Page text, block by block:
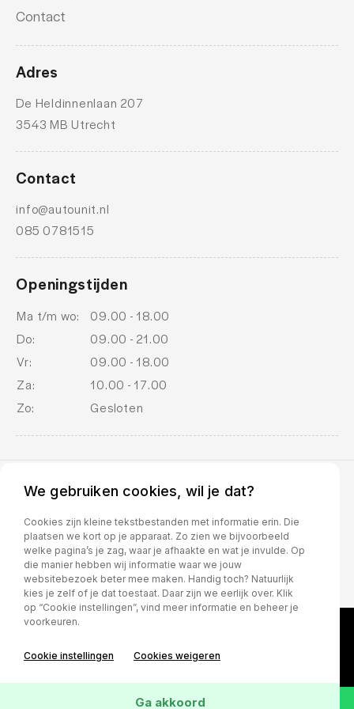
Contact
Adres
De Heldinnenlaan 207
3543 MB Utrecht
Contact
info@autounit.nl
085 0781515
Openingstijden
Ma t/m wo:
09.00 - 18.00
Do:
09.00 - 21.00
Vr:
09.00 - 18.00
Za:
10.00 - 17.00
Zo:
Gesloten
BOVAG voorwaarden
We gebruiken cookies, wil je dat?
Cookies zijn kleine tekstbestanden met informatie erin. Die
plaatsen we kort op je apparaat. Zo zien we bijvoorbeeld
welke pagina’s je zag, waar je afhaakte en wat je invulde. Op
die manier hebben wij informatie waar we jouw
websitebezoek beter mee maken. Handig toch? Natuurlijk
kies je zelf of je dat toestaat. Daar zijn we eerlijk over. Klik
op “Cookie instellingen”, vind meer informatie en beheer je
voorkeuren.
Cookie instellingen Cookies weigeren
Ga akkoord